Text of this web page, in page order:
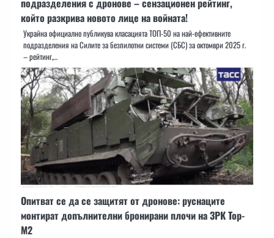
който разкрива новото лице на войната!
Украйна официално публикува класацията ТОП-50 на най-ефективните
подразделения на Силите за безпилотни системи (СБС) за октомври 2025 г.
– рейтинг,…
Опитват се да се защитят от дронове: руснаците
монтират допълнителни бронирани плочи на ЗРК Тор-
М2